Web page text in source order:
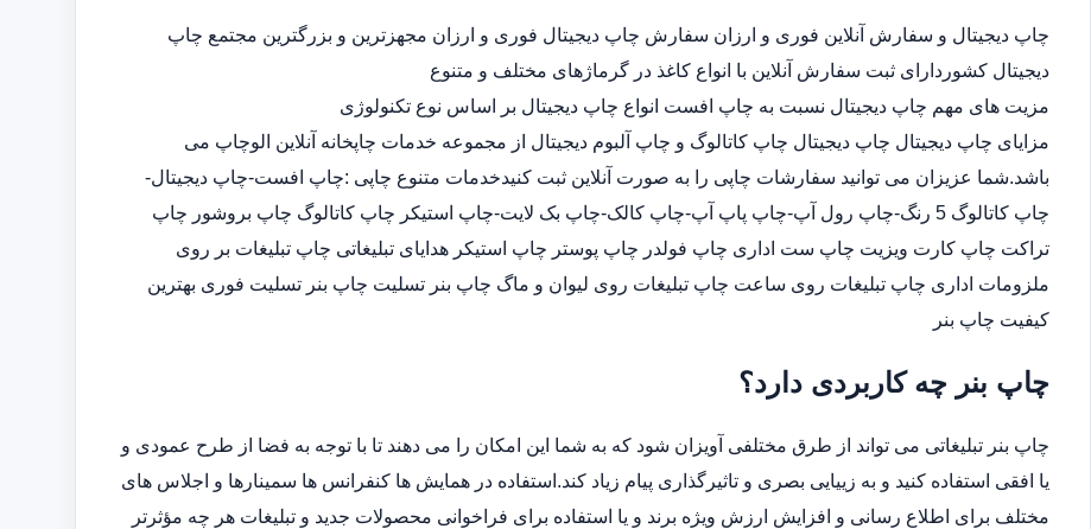
چاپ دیجیتال و سفارش آنلاین فوری و ارزان سفارش چاپ دیجیتال فوری و ارزان مجهزترین و بزرگترین مجتمع چاپ
دیجیتال کشوردارای ثبت سفارش آنلاین با انواع کاغذ در گرماژهای مختلف و متنوع
مزیت های مهم چاپ دیجیتال نسبت به چاپ افست انواع چاپ دیجیتال بر اساس نوع تکنولوژی
مزایای چاپ دیجیتال چاپ دیجیتال چاپ کاتالوگ و چاپ آلبوم دیجیتال از مجموعه خدمات چاپخانه آنلاین الوچاپ می
باشد.شما عزیزان می توانید سفارشات چاپی را به صورت آنلاین ثبت کنیدخدمات متنوع چاپی :چاپ افست-چاپ دیجیتال-
چاپ کاتالوگ 5 رنگ-چاپ رول آپ-چاپ پاپ آپ-چاپ کالک-چاپ بک لایت-چاپ استیکر چاپ کاتالوگ چاپ بروشور چاپ
تراکت چاپ کارت ویزیت چاپ ست اداری چاپ فولدر چاپ پوستر چاپ استیکر هدایای تبلیغاتی چاپ تبلیغات بر روی
ملزومات اداری چاپ تبلیغات روی ساعت چاپ تبلیغات روی لیوان و ماگ چاپ بنر تسلیت چاپ بنر تسلیت فوری بهترین
کیفیت چاپ بنر
چاپ بنر چه کاربردی دارد؟
چاپ بنر تبلیغاتی می تواند از طرق مختلفی آویزان شود که به شما این امکان را می دهند تا با توجه به فضا از طرح عمودی و
یا افقی استفاده کنید و به زییایی بصری و تاثیرگذاری پیام زیاد کند.استفاده در همایش ها کنفرانس ها سمینارها و اجلاس های
مختلف برای اطلاع رسانی و افزایش ارزش ویژه برند و یا استفاده برای فراخوانی محصولات جدید و تبلیغات هر چه مؤثرتر